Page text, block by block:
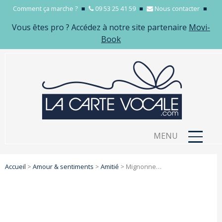
Comment ça marche ? ■ 09 53 25 41 59 ■ Nous contacter ■
Vous êtes pro ? Accédez à notre site partenaire Movi-
Book
MENU
Accueil > Amour & sentiments > Amitié > Mignonne…